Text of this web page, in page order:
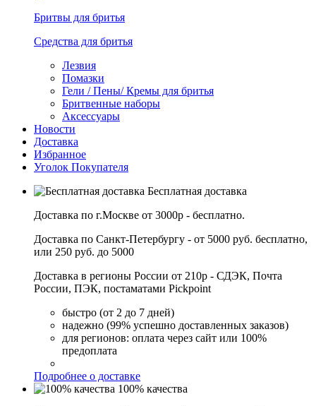
Бритвы для бритья
Средства для бритья
Лезвия
Помазки
Гели / Пены/ Кремы для бритья
Бритвенные наборы
Аксессуары
Новости
Доставка
Избранное
Уголок Покупателя
Бесплатная доставка
Доставка по г.Москве от 3000р - бесплатно.
Доставка по Санкт-Петербургу - от 5000 руб. бесплатно,
или 250 руб. до 5000
Доставка в регионы России от 210р - СДЭК, Почта
России, ПЭК, постаматами Pickpoint
быстро (от 2 до 7 дней)
надежно (99% успешно доставленных заказов)
для регионов: оплата через сайт или 100%
предоплата
Подробнее о доставке
100% качества